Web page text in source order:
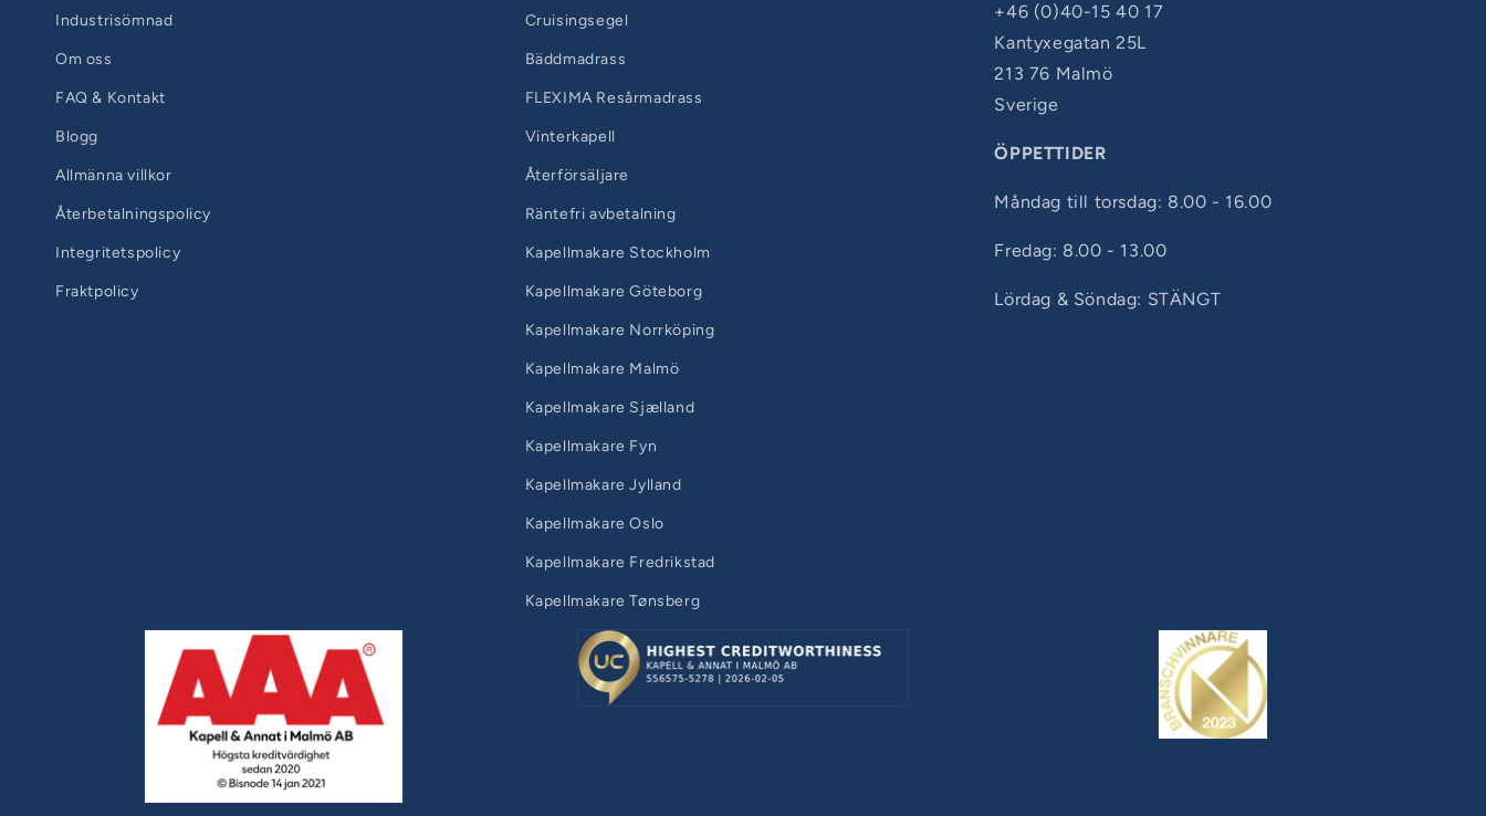
Industrisömnad
Om oss
FAQ & Kontakt
Blogg
Allmänna villkor
Återbetalningspolicy
Integritetspolicy
Fraktpolicy
Cruisingsegel
Bäddmadrass
FLEXIMA Resårmadrass
Vinterkapell
Återförsäljare
Räntefri avbetalning
Kapellmakare Stockholm
Kapellmakare Göteborg
Kapellmakare Norrköping
Kapellmakare Malmö
Kapellmakare Sjælland
Kapellmakare Fyn
Kapellmakare Jylland
Kapellmakare Oslo
Kapellmakare Fredrikstad
Kapellmakare Tønsberg
+46 (0)40-15 40 17
Kantyxegatan 25L
213 76 Malmö
Sverige
ÖPPETTIDER
Måndag till torsdag: 8.00 - 16.00
Fredag: 8.00 - 13.00
Lördag & Söndag: STÄNGT